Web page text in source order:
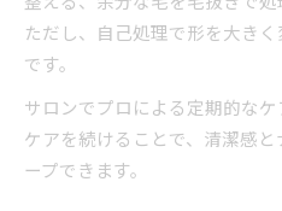
ただし、自己処理で形を大き
です。
サロンでプロによる定期的な
ケアを続けることで、清潔感
ープできます。